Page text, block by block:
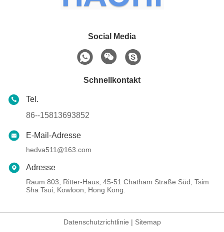
Social Media
Schnellkontakt
Tel.
86--15813693852
E-Mail-Adresse
hedva511@163.com
Adresse
Raum 803, Ritter-Haus, 45-51 Chatham Straße Süd, Tsim
Sha Tsui, Kowloon, Hong Kong.
Datenschutzrichtlinie | Sitemap